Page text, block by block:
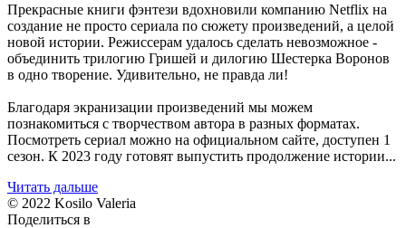
Прекрасные книги фэнтези вдохновили компанию Netflix на
создание не просто сериала по сюжету произведений, а целой
новой истории. Режиссерам удалось сделать невозможное -
объединить трилогию Гришей и дилогию Шестерка Воронов
в одно творение. Удивительно, не правда ли!
Благодаря экранизации произведений мы можем
познакомиться с творчеством автора в разных форматах.
Посмотреть сериал можно на официальном сайте, доступен 1
сезон. К 2023 году готовят выпустить продолжение истории...
Читать дальше
© 2022 Kosilo Valeria
Поделиться в